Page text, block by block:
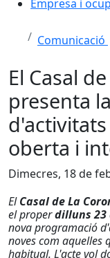
Empresa i
Comunicació
El Casal
presenta
oberta i
Dimecres, 18 de
ElCasal de La
el properdilluns 23
nova programació
noves com aquelles
habitual. L'acte vol